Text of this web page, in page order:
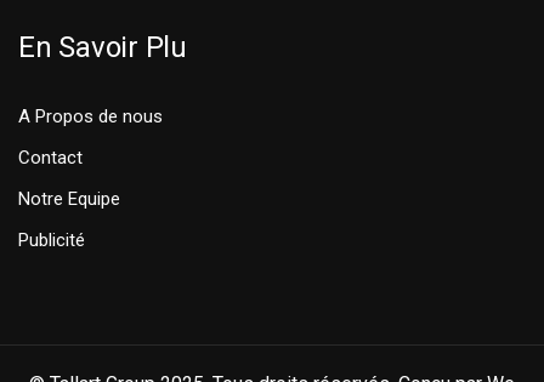
En Savoir Plu
A Propos de nous
Contact
Notre Equipe
Publicité